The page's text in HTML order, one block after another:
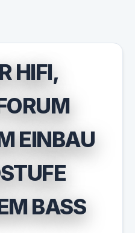
HIFI,
EINBAU
BASS